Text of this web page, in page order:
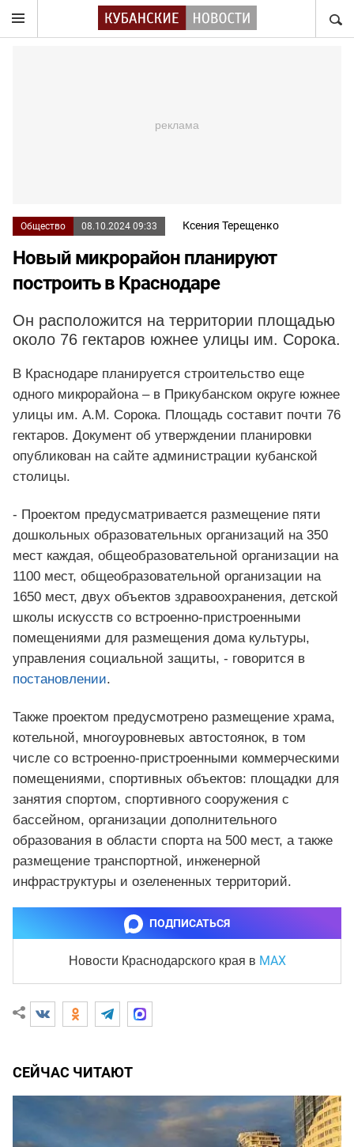
Общество 08.10.2024 09:33 Ксения Терещенко
Новый микрорайон планируют
построить в Краснодаре
Он расположится на территории площадью
около 76 гектаров южнее улицы им. Сорока.
В Краснодаре планируется строительство еще
одного микрорайона – в Прикубанском округе южнее
улицы им. А.М. Сорока. Площадь составит почти 76
гектаров. Документ об утверждении планировки
опубликован на сайте администрации кубанской
столицы.
- Проектом предусматривается размещение пяти
дошкольных образовательных организаций на 350
мест каждая, общеобразовательной организации на
1100 мест, общеобразовательной организации на
1650 мест, двух объектов здравоохранения, детской
школы искусств со встроенно-пристроенными
помещениями для размещения дома культуры,
управления социальной защиты, - говорится в
постановлении.
Также проектом предусмотрено размещение храма,
котельной, многоуровневых автостоянок, в том
числе со встроенно-пристроенными коммерческими
помещениями, спортивных объектов: площадки для
занятия спортом, спортивного сооружения с
бассейном, организации дополнительного
образования в области спорта на 500 мест, а также
размещение транспортной, инженерной
инфраструктуры и озелененных территорий.
ПОДПИСАТЬСЯ
Новости Краснодарского края в MAX
СЕЙЧАС ЧИТАЮТ